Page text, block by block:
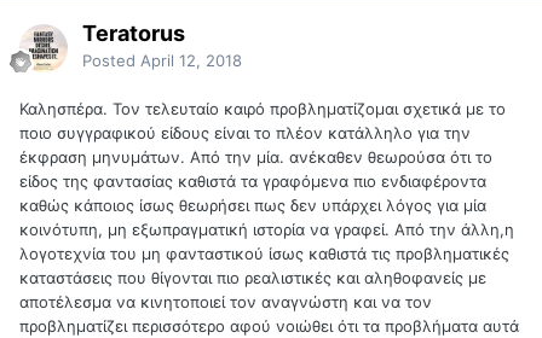
Teratorus
Posted April 12, 2018
Καλησπέρα. Τον τελευταίο καιρό προβληματίζομαι σχετικά με το
ποιο συγγραφικού είδους είναι το πλέον κατάλληλο για την
έκφραση μηνυμάτων. Από την μία. ανέκαθεν θεωρούσα ότι το
είδος της φαντασίας καθιστά τα γραφόμενα πιο ενδιαφέροντα
καθώς κάποιος ίσως θεωρήσει πως δεν υπάρχει λόγος για μία
κοινότυπη, μη εξωπραγματική ιστορία να γραφεί. Από την άλλη,η
λογοτεχνία του μη φανταστικού ίσως καθιστά τις προβληματικές
καταστάσεις που θίγονται πιο ρεαλιστικές και αληθοφανείς με
αποτέλεσμα να κινητοποιεί τον αναγνώστη και να τον
προβληματίζει περισσότερο αφού νοιώθει ότι τα προβλήματα αυτά